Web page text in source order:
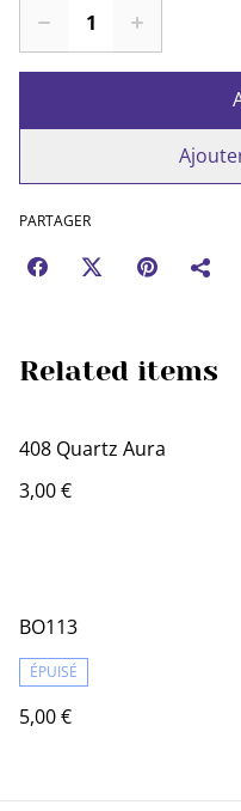
PARTAGER
Related items
408 Quartz Aura
3,00 €
BO113
ÉPUISÉ
5,00 €